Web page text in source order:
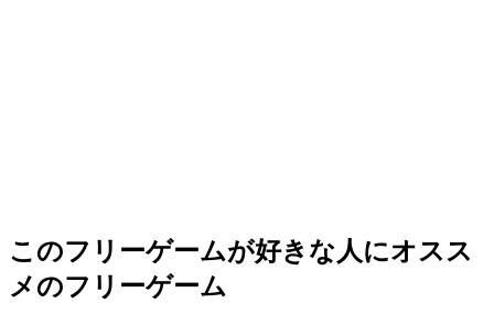
このフリーゲームが好きな人にオスス
メのフリーゲーム